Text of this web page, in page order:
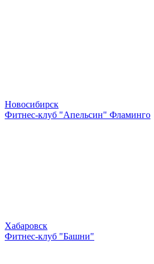
Новосибирск
Фитнес-клуб "Апельсин" Фламинго
Хабаровск
Фитнес-клуб "Башни"